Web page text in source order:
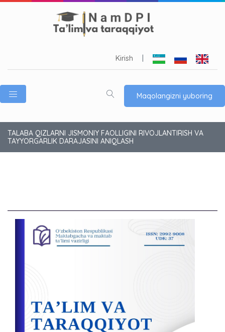
Kirish
Maqolangizni yuboring
TALABA QIZLARNI JISMONIY FAOLLIGINI RIVOJLANTIRISH VA
TAYYORGARLIK DARAJASINI ANIQLASH